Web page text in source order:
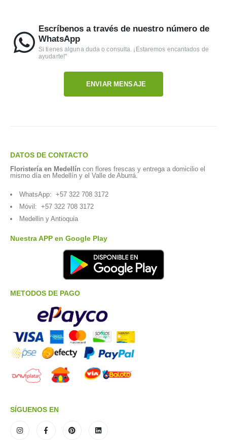
Escríbenos a través de nuestro número de
WhatsApp
Si tienes alguna duda o consulta. ¡Estaremos encantados de
ayudarte!"
ENVIAR MENSAJE
DATOS DE CONTACTO
Floristería en Medellín con flores frescas y entrega a domicilio el
mismo día en Medellín y el Valle de Aburrá.
WhatsApp: +57 322 708 3172
Móvil: +57 322 708 3172
Medellin y Antioquia
Nuestra APP en Google Play
METODOS DE PAGO
SÍGUENOS EN